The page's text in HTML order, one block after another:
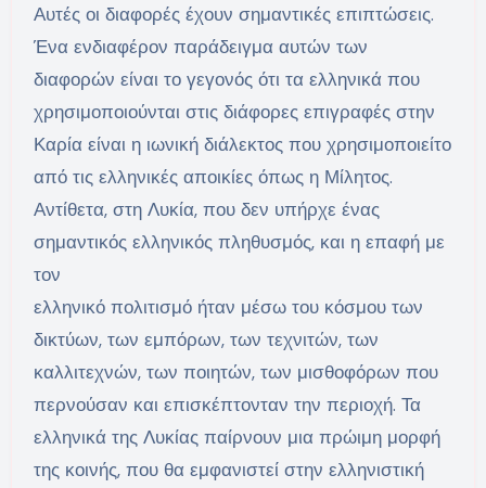
Αυτές οι διαφορές έχουν σημαντικές επιπτώσεις.
Ένα ενδιαφέρον παράδειγμα αυτών των
διαφορών είναι το γεγονός ότι τα ελληνικά που
χρησιμοποιούνται στις διάφορες επιγραφές στην
Καρία είναι η ιωνική διάλεκτος που χρησιμοποιείτο
από τις ελληνικές αποικίες όπως η Μίλητος.
Αντίθετα, στη Λυκία, που δεν υπήρχε ένας
σημαντικός ελληνικός πληθυσμός, και η επαφή με
τον
ελληνικό πολιτισμό ήταν μέσω του κόσμου των
δικτύων, των εμπόρων, των τεχνιτών, των
καλλιτεχνών, των ποιητών, των μισθοφόρων που
περνούσαν και επισκέπτονταν την περιοχή. Τα
ελληνικά της Λυκίας παίρνουν μια πρώιμη μορφή
της κοινής, που θα εμφανιστεί στην ελληνιστική